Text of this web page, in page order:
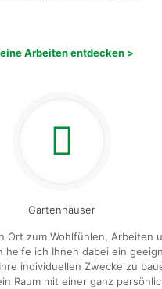
Arbeiten entdecken >
Gartenhäuser
Ort zum Wohlfühlen, Arbeiten
helfe ich Ihnen dabei ein
individuellen Zwecke zu
Raum mit einer ganz